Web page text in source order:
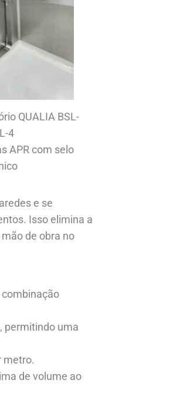
QUALIA BSL-
4
APR com selo
e se
Isso elimina a
de obra no
permitindo uma
metro.
de volume ao